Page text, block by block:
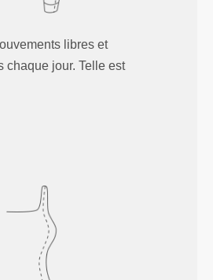
libres et
chaque jour. Telle est